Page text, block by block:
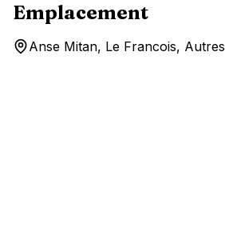
Emplacement
Anse Mitan, Le Francois, Autres